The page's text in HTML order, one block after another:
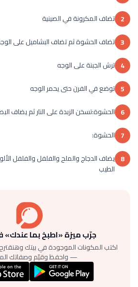
2 تضاف المكرونة في الصينية
3 تضاف الحشوة ثم تضاف البشاميل على
4 ترش الجبنة على الوجه
5 توضع في الفرن حتى يحمر الوجه
6 الحشوة:تسخن الزبدة على النار ثم يضاف
7 الحشوة:
8 يضاف الدجاج والملح والفلفل والفلفل
الطيب
جرّب ميزة «اطبخ بما عندك»
اكتب المكونات الموجودة في بيتك
— واحفظ وقيّم وصفاتك